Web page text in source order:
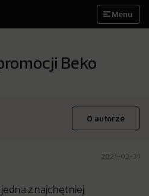
Menu
Beko
O autorze
2021-03-31
z najchętniej